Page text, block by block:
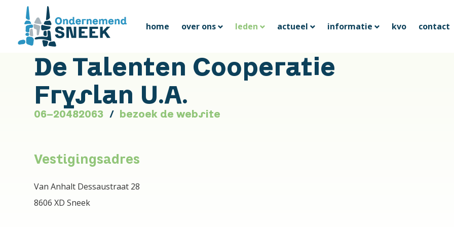
home over ons leden actueel informatie kvo contact
De Talenten Cooperatie
Fryslan U.A.
06-20482063 bezoek de website
Vestigingsadres
Van Anhalt Dessaustraat 28
8606 XD Sneek